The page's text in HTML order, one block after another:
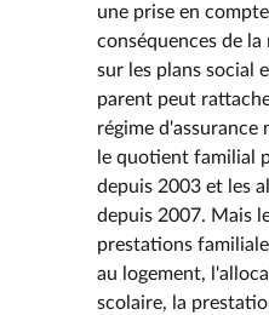
une prise en
conséquences de
sur les plans social
parent peut
régime d'assurance
le quotient familial
depuis 2003 et les
depuis 2007. Mais
prestations
au logement,
scolaire, la